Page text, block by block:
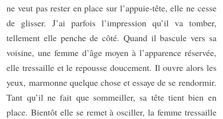
ne veut pas rester en place sur l’appuie-tête, elle ne cesse
de glisser. J’ai parfois l’impression qu’il va tomber,
tellement elle penche de côté. Quand il bascule vers sa
voisine, une femme d’âge moyen à l’apparence réservée,
elle tressaille et le repousse doucement. Il ouvre alors les
yeux, marmonne quelque chose et essaye de se rendormir.
Tant qu’il ne fait que sommeiller, sa tête tient bien en
place. Bientôt elle se remet à osciller, la femme tressaille